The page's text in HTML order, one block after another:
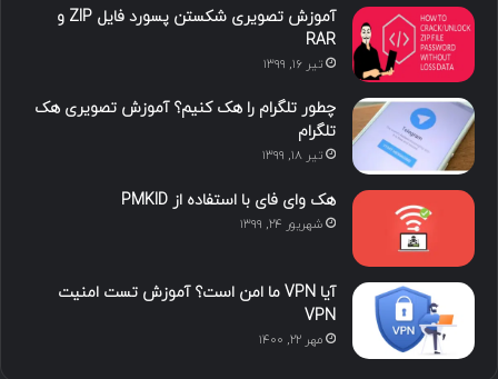
ی
ن
گ
ا
آموزش تصویری شکستن پسورد فایل ZIP و
RAR
تیر ۱۶, ۱۳۹۹
چطور تلگرام را هک کنیم؟ آموزش تصویری هک
تلگرام
تیر ۱۸, ۱۳۹۹
هک وای فای با استفاده از PMKID
شهریور ۲۴, ۱۳۹۹
آیا VPN ما امن است؟ آموزش تست امنیت
VPN
مهر ۲۲, ۱۴۰۰